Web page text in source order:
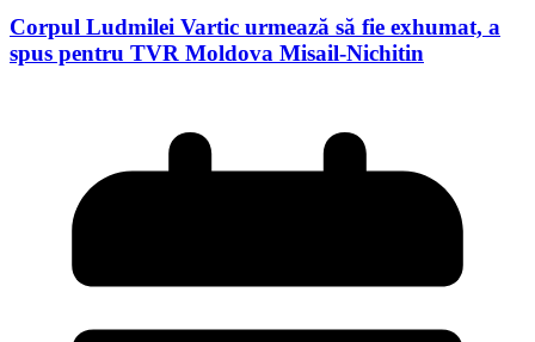
Corpul Ludmilei Vartic urmează să fie exhumat, a
spus pentru TVR Moldova Misail-Nichitin